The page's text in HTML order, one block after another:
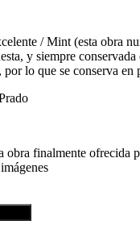
/ Mint (esta obra
y siempre conservada
lo que se conserva en
obra finalmente ofrecida